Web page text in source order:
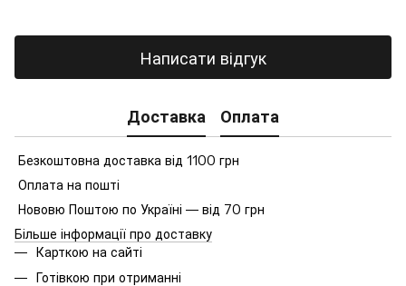
Написати відгук
Доставка Оплата
Безкоштовна доставка від 1100 грн
Оплата на пошті
Нововю Поштою по Україні — від 70 грн
Більше інформації про доставку
Карткою на сайті
Готівкою при отриманні